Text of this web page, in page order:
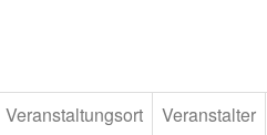
Veranstaltungsort
Veranstalter